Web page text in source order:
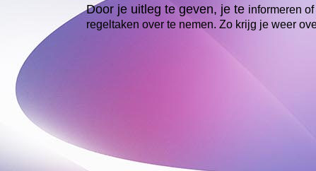
Door je uitleg te geven, je te informeren
regeltaken over te nemen. Zo krijg je weer